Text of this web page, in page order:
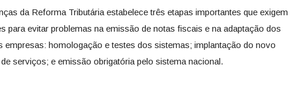
da Reforma Tributária estabelece três etapas importantes que exigem
para evitar problemas na emissão de notas fiscais e na adaptação dos
empresas: homologação e testes dos sistemas; implantação do novo
serviços; e emissão obrigatória pelo sistema nacional.